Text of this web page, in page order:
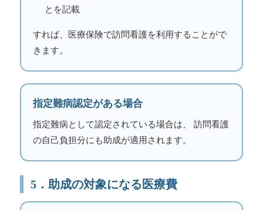
とを記載
すれば、医療保険で訪問看護を利用することがで
きます。
指定難病認定がある場合
指定難病として認定されている場合は、 訪問看護
の自己負担分にも助成が適用されます。
5．助成の対象になる医療費